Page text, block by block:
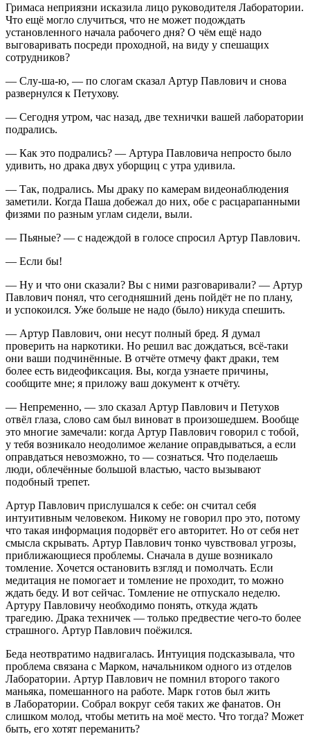
Гримаса неприязни исказила лицо руководителя Лаборатории.
Что ещё могло случиться, что не может подождать
установленного начала рабочего дня? О чём ещё надо
выговаривать посреди проходной, на виду у спешащих
сотрудников?
— Слу-ша-ю, — по слогам сказал Артур Павлович и снова
развернулся к Петухову.
— Сегодня утром, час назад, две технички вашей лаборатории
подрались.
— Как это подрались? — Артура Павловича непросто было
удивить, но драка двух уборщиц с утра удивила.
— Так, подрались. Мы драку по камерам видеонаблюдения
заметили. Когда Паша добежал до них, обе с расцарапанными
физями по разным углам сидели, выли.
— Пьяные? — с надеждой в голосе спросил Артур Павлович.
— Если бы!
— Ну и что они сказали? Вы с ними разговаривали? — Артур
Павлович понял, что сегодняшний день пойдёт не по плану,
и успокоился. Уже больше не надо (было) никуда спешить.
— Артур Павлович, они несут полный бред. Я думал
проверить на наркотики. Но решил вас дождаться, всё-таки
они ваши подчинённые. В отчёте отмечу факт драки, тем
более есть видеофиксация. Вы, когда узнаете причины,
сообщите мне; я приложу ваш документ к отчёту.
— Непременно, — зло сказал Артур Павлович и Петухов
отвёл глаза, слово сам был виноват в произошедшем. Вообще
это многие замечали: когда Артур Павлович говорил с тобой,
у тебя возникало неодолимое желание оправдываться, а если
оправдаться невозможно, то — сознаться. Что поделаешь
люди, облечённые большой властью, часто вызывают
подобный трепет.
Артур Павлович прислушался к себе: он считал себя
интуитивным человеком. Никому не говорил про это, потому
что такая информация подорвёт его авторитет. Но от себя нет
смысла скрывать. Артур Павлович тонко чувствовал угрозы,
приближающиеся проблемы. Сначала в душе возникало
томление. Хочется остановить взгляд и помолчать. Если
медитация не помогает и томление не проходит, то можно
ждать беду. И вот сейчас. Томление не отпускало неделю.
Артуру Павловичу необходимо понять, откуда ждать
трагедию. Драка техничек — только предвестие чего-то более
страшного. Артур Павлович поёжился.
Беда неотвратимо надвигалась. Интуиция подсказывала, что
проблема связана с Марком, начальником одного из отделов
Лаборатории. Артур Павлович не помнил второго такого
маньяка, помешанного на работе. Марк готов был жить
в Лаборатории. Собрал вокруг себя таких же фанатов. Он
слишком молод, чтобы метить на моё место. Что тогда? Может
быть, его хотят переманить?